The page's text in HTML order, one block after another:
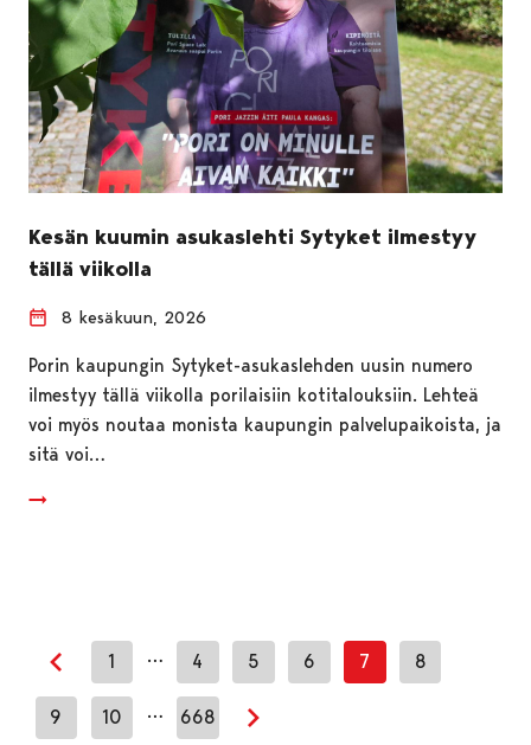
Kesän kuumin asukaslehti Sytyket ilmestyy
tällä viikolla
8 kesäkuun, 2026
Porin kaupungin Sytyket-asukaslehden uusin numero
ilmestyy tällä viikolla porilaisiin kotitalouksiin. Lehteä
voi myös noutaa monista kaupungin palvelupaikoista, ja
sitä voi…
Edellinen sivu
1 … 4 5 6 7 8
9 10 … 668
Seuraava sivu